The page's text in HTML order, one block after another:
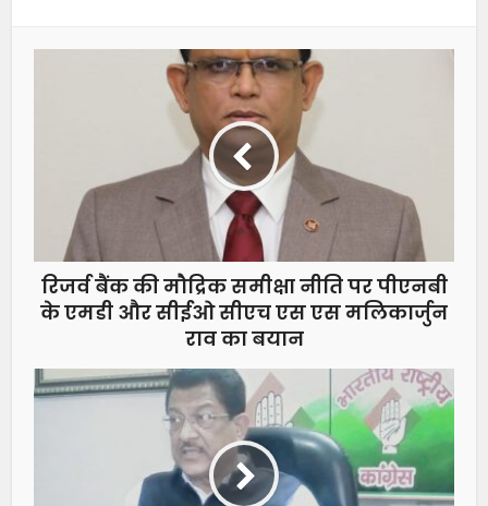
रिजर्व बैंक की मौद्रिक समीक्षा नीति पर पीएनबी
के एमडी और सीईओ सीएच एस एस मलिकार्जुन
राव का बयान